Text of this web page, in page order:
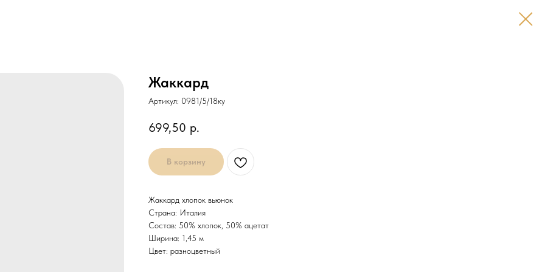
Жаккард
Артикул: 0981/5/18ку
699,50 р.
В корзину
Жаккард хлопок вьюнок
Страна: Италия
Состав: 50% хлопок, 50% ацетат
Ширина: 1,45 м
Цвет: разноцветный